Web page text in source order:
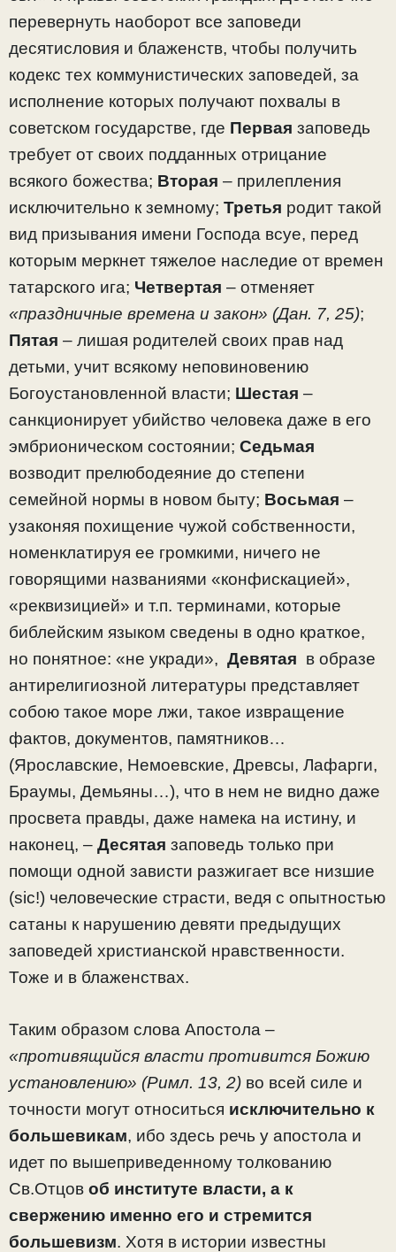
перевернуть наоборот все заповеди
десятисловия и блаженств, чтобы получить
кодекс тех коммунистических заповедей, за
исполнение которых получают похвалы в
советском государстве, где Первая заповедь
требует от своих подданных отрицание
всякого божества; Вторая – прилепления
исключительно к земному; Третья родит такой
вид призывания имени Господа всуе, перед
которым меркнет тяжелое наследие от времен
татарского ига; Четвертая – отменяет
«праздничные времена и закон» (Дан. 7, 25);
Пятая – лишая родителей своих прав над
детьми, учит всякому неповиновению
Богоустановленной власти; Шестая –
санкционирует убийство человека даже в его
эмбрионическом состоянии; Седьмая
возводит прелюбодеяние до степени
семейной нормы в новом быту; Восьмая –
узаконяя похищение чужой собственности,
номенклатируя ее громкими, ничего не
говорящими названиями «конфискацией»,
«реквизицией» и т.п. терминами, которые
библейским языком сведены в одно краткое,
но понятное: «не укради», Девятая в образе
антирелигиозной литературы представляет
собою такое море лжи, такое извращение
фактов, документов, памятников…
(Ярославские, Немоевские, Древсы, Лафарги,
Браумы, Демьяны…), что в нем не видно даже
просвета правды, даже намека на истину, и
наконец, – Десятая заповедь только при
помощи одной зависти разжигает все низшие
(sic!) человеческие страсти, ведя с опытностью
сатаны к нарушению девяти предыдущих
заповедей христианской нравственности.
Тоже и в блаженствах.
Таким образом слова Апостола –
«противящийся власти противится Божию
установлению» (Римл. 13, 2) во всей силе и
точности могут относиться исключительно к
большевикам, ибо здесь речь у апостола и
идет по вышеприведенному толкованию
Св.Отцов об институте власти, а к
свержению именно его и стремится
большевизм. Хотя в истории известны